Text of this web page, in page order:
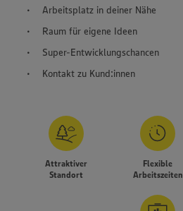
Arbeitsplatz in deiner Nähe
Raum für eigene Ideen
Super-Entwicklungschancen
Kontakt zu Kund:innen
Attraktiver
Standort
Flexible
Arbeitszeiten